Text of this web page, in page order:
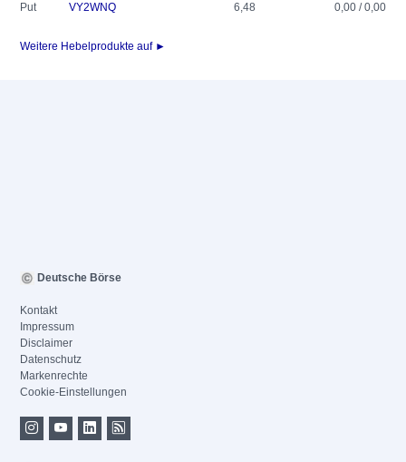
Put VY2WNQ 6,48 0,00 / 0,00
Weitere Hebelprodukte auf ►
Deutsche Börse
Kontakt
Impressum
Disclaimer
Datenschutz
Markenrechte
Cookie-Einstellungen